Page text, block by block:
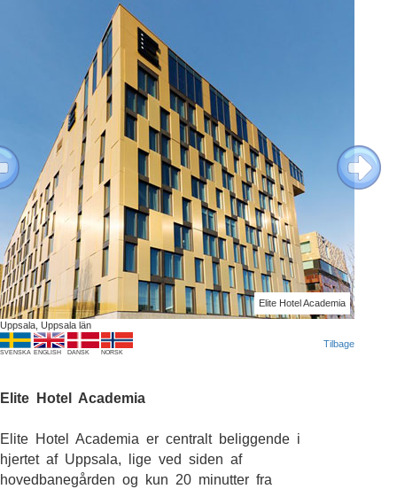
Elite Hotel Academia
Uppsala, Uppsala län
SVENSKA ENGLISH DANSK NORSK
Tilbage
Elite Hotel Academia
Elite Hotel Academia er centralt beliggende i
hjertet af Uppsala, lige ved siden af
hovedbanegården og kun 20 minutter fra